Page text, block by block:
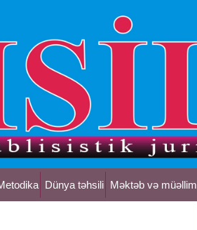
Dünya təhsili Məktəb və müəllim